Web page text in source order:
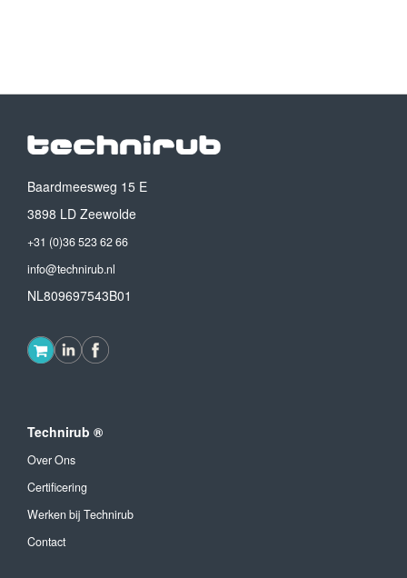
Baardmeesweg 15 E
3898 LD Zeewolde
+31 (0)36 523 62 66
info@technirub.nl
NL809697543B01
Technirub ®
Over Ons
Certificering
Werken bij Technirub
Contact